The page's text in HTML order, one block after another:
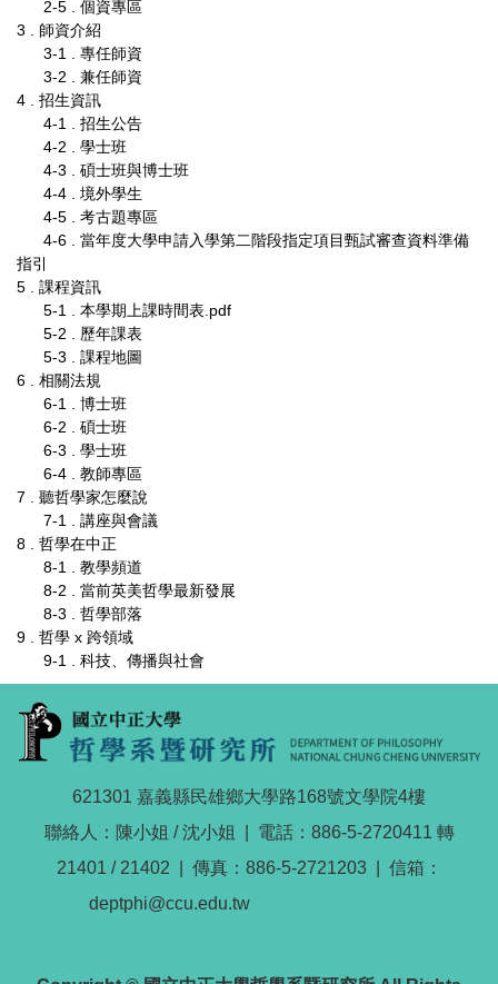
2-5 . 個資專區
3 . 師資介紹
3-1 . 專任師資
3-2 . 兼任師資
4 . 招生資訊
4-1 . 招生公告
4-2 . 學士班
4-3 . 碩士班與博士班
4-4 . 境外學生
4-5 . 考古題專區
4-6 . 當年度大學申請入學第二階段指定項目甄試審查資料準備
指引
5 . 課程資訊
5-1 . 本學期上課時間表.pdf
5-2 . 歷年課表
5-3 . 課程地圖
6 . 相關法規
6-1 . 博士班
6-2 . 碩士班
6-3 . 學士班
6-4 . 教師專區
7 . 聽哲學家怎麼說
7-1 . 講座與會議
8 . 哲學在中正
8-1 . 教學頻道
8-2 . 當前英美哲學最新發展
8-3 . 哲學部落
9 . 哲學 x 跨領域
9-1 . 科技、傳播與社會
621301 嘉義縣民雄鄉大學路168號文學院4樓
聯絡人：陳小姐 / 沈小姐 | 電話：886-5-2720411 轉
21401 / 21402 | 傳真：886-5-2721203 | 信箱：
deptphi@ccu.edu.tw